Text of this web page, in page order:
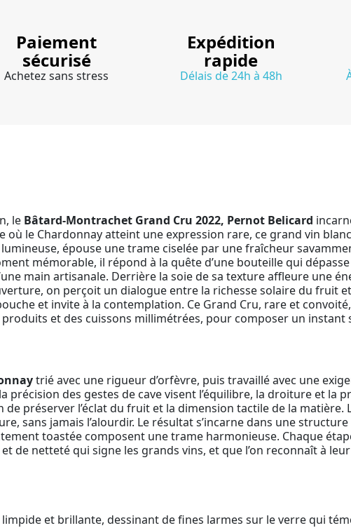
Paiement
sécurisé
Achetez sans stress
Expédition
rapide
Délais de 24h à 48h
le Bâtard-Montrachet Grand Cru 2022, Pernot Belicard
le Chardonnay atteint une expression rare, ce grand vin
épouse une trame ciselée par une fraîcheur
mémorable, il répond à la quête d’une bouteille qui
main artisanale. Derrière la soie de sa texture affleure une
on perçoit un dialogue entre la richesse solaire du fruit
et invite à la contemplation. Ce Grand Cru, rare et
produits et des cuissons millimétrées, pour composer un
trié avec une rigueur d’orfèvre, puis travaillé avec une
précision des gestes de cave visent l’équilibre, la droiture et la
préserver l’éclat du fruit et la dimension tactile de la matière.
sans jamais l’alourdir. Le résultat s’incarne dans une
toastée composent une trame harmonieuse. Chaque
de netteté qui signe les grands vins, et que l’on reconnaît à
et brillante, dessinant de fines larmes sur le verre qui